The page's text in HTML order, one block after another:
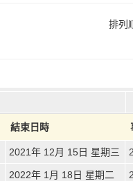
排列
結束日時
2021年 12月 15日 星期三
2022年 1月 18日 星期二